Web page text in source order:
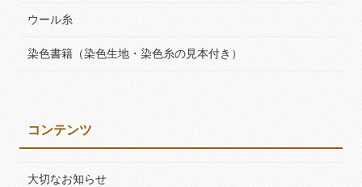
ウール糸
染色書籍（染色生地・染色糸の見本付き）
コンテンツ
大切なお知らせ